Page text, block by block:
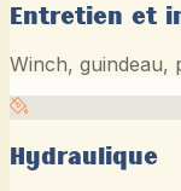
Entretien et
Winch, guindeau,
Hydraulique